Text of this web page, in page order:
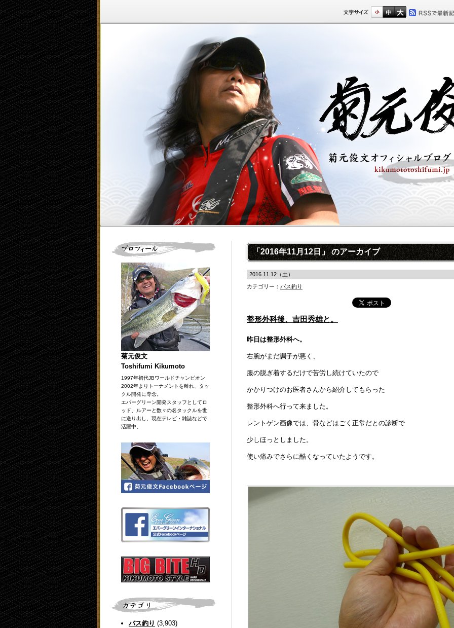
菊元俊文
Toshifumi Kikumoto
1997年初代JBワールドチャンピオン
2002年よりトーナメントを離れ、タッ
クル開発に専念。
エバーグリーン開発スタッフとしてロ
ッド、ルアーと数々の名タックルを世
に送り出し、現在テレビ・雑誌などで
活躍中。
バス釣り (3,903)
「2016年11月12日」 のアーカイブ
2016.11.12（土）
カテゴリー： バス釣り
整形外科後、吉田秀雄と。
昨日は整形外科へ。
右腕がまだ調子が悪く、
服の脱ぎ着するだけで苦労し続けていたので
かかりつけのお医者さんから紹介してもらった
整形外科へ行って来ました。
レントゲン画像では、骨などはごく正常だとの診断で
少しほっとしました。
使い痛みでさらに酷くなっていたようです。